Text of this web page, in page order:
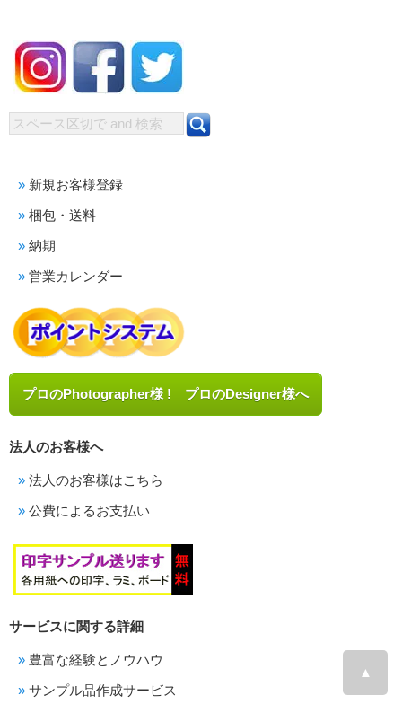
新規お客様登録
梱包・送料
納期
営業カレンダー
プロのPhotographer様 ! プロのDesigner様へ
法人のお客様へ
法人のお客様はこちら
公費によるお支払い
サービスに関する詳細
豊富な経験とノウハウ
サンプル品作成サービス
▲